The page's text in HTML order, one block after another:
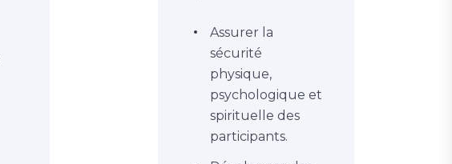
Assurer la
sécurité
physique,
psychologique et
spirituelle des
participants.